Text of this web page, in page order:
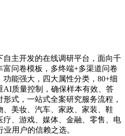
主开发的在线调研平台，面向千
问卷模板，多终端+多渠道问卷
能强大，四大属性分类，80+细
AI质量控制，确保样本有效、答
式，一站式全案研究服务流程，
、美妆、汽车、家政、家装、鞋
疗、游戏、媒体、金融、零售、电
用户的信赖之选。